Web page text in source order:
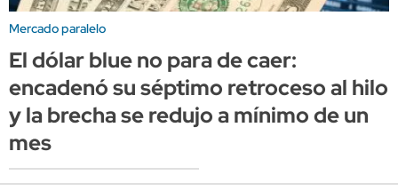
Mercado paralelo
El dólar blue no para de caer:
encadenó su séptimo retroceso al hilo
y la brecha se redujo a mínimo de un
mes